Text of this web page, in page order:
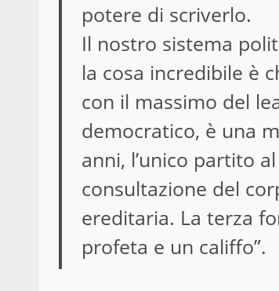
potere di scriverlo.
Il nostro sistema
la cosa incredibile è
con il massimo del
democratico, è una
anni, l’unico partito
consultazione del
ereditaria. La terza
profeta e un califfo”.